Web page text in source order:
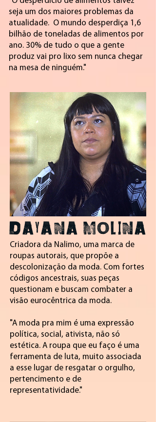
seja um dos maiores problemas da
atualidade. O mundo desperdiça 1,6
bilhão de toneladas de alimentos por
ano. 30% de tudo o que a gente
produz vai pro lixo sem nunca chegar
na mesa de ninguém."
DAYANA MOLINA
Criadora da Nalimo, uma marca de
roupas autorais, que propõe a
descolonização da moda. Com fortes
códigos ancestrais, suas peças
questionam e buscam combater a
visão eurocêntrica da moda.
"A moda pra mim é uma expressão
política, social, ativista, não só
estética. A roupa que eu faço é uma
ferramenta de luta, muito associada
a esse lugar de resgatar o orgulho,
pertencimento e de
representatividade."